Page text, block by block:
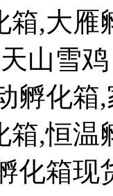
箱,大雁
山雪
孵化箱
箱,恒温
化箱现